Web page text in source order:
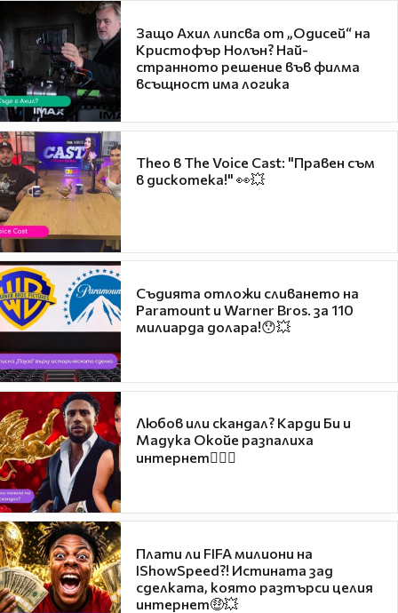
Защо Ахил липсва от „Одисей“ на
Кристофър Нолън? Най-
странното решение във филма
всъщност има логика
Theo в The Voice Cast: "Правен съм
в дискотека!" 👀💥
Съдията отложи сливането на
Paramount и Warner Bros. за 110
милиарда долара!😯💥
Любов или скандал? Карди Би и
Мадука Окойе разпалиха
интернет❤️‍🔥🔥
Плати ли FIFA милиони на
IShowSpeed?! Истината зад
сделката, която разтърси целия
интернет🤑💥